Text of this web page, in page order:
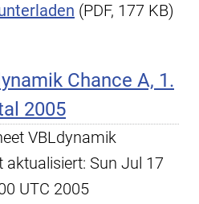
(PDF, 177 KB)
Chance A, 1.
2005
VBLdynamik
aktualisiert: Sun Jul 17
UTC 2005